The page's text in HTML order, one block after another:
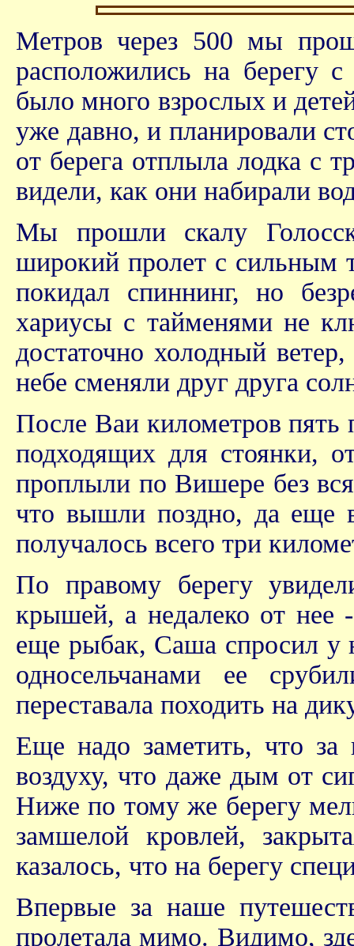
Метров через 500 мы
расположились на берегу
было много взрослых и
уже давно, и планировали
от берега отплыла лодка
видели, как они набирали
Мы прошли скалу
широкий пролет с сильным
покидал спиннинг, но
хариусы с тайменями не
достаточно холодный
небе сменяли друг друга
После Ваи километров пять
подходящих для стоянки,
проплыли по Вишере без
что вышли поздно, да еще
получалось всего три
По правому берегу
крышей, а недалеко от нее
еще рыбак, Саша спросил у
односельчанами ее
переставала походить на
Еще надо заметить, что
воздуху, что даже дым от
Ниже по тому же берегу
замшелой кровлей,
казалось, что на берегу
Впервые за наше
пролетала мимо. Видимо,